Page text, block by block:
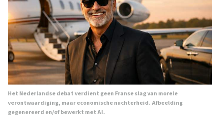
Het Nederlandse debat verdient geen Franse slag van morele
verontwaardiging, maar economische nuchterheid. Afbeelding
gegenereerd en/of bewerkt met AI.